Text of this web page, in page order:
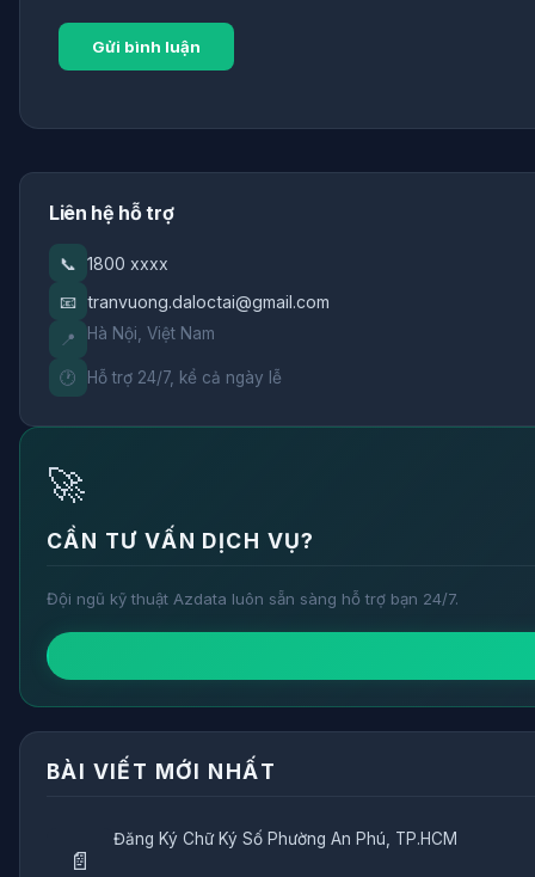
Liên hệ hỗ trợ
📞 1800 xxxx
📧 tranvuong.daloctai@gmail.com
📍 Hà Nội, Việt Nam
🕐 Hỗ trợ 24/7, kể cả ngày lễ
🚀
CẦN TƯ VẤN DỊCH VỤ?
Đội ngũ kỹ thuật Azdata luôn sẵn sàng hỗ trợ bạn 24/7.
BÀI VIẾT MỚI NHẤT
📄
Đăng Ký Chữ Ký Số Phường An Phú, TP.HCM